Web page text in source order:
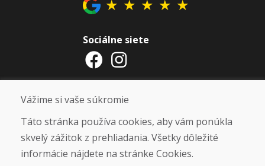
★ ★ ★ ★ ★
Sociálne siete
Otváracie hodiny
UKONČENÁ. ĎAKUJEME VÁM ZA
PRIAZEŇ A TEŠÍME SA NA VÁS OPÄŤ
OD 14. 9. 2026.
Vážime si vaše súkromie
Táto stránka používa cookies, aby vám ponúkla
skvelý zážitok z prehliadania. Všetky dôležité
informácie nájdete na stránke Cookies.